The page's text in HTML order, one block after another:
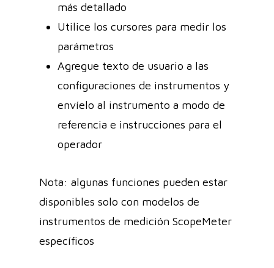
más detallado
Utilice los cursores para medir los
parámetros
Agregue texto de usuario a las
configuraciones de instrumentos y
envíelo al instrumento a modo de
referencia e instrucciones para el
operador
Nota: algunas funciones pueden estar
disponibles solo con modelos de
instrumentos de medición ScopeMeter
específicos